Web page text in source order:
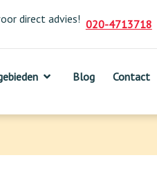
direct advies! 020-4713718
Blog Contact
Blog Contact